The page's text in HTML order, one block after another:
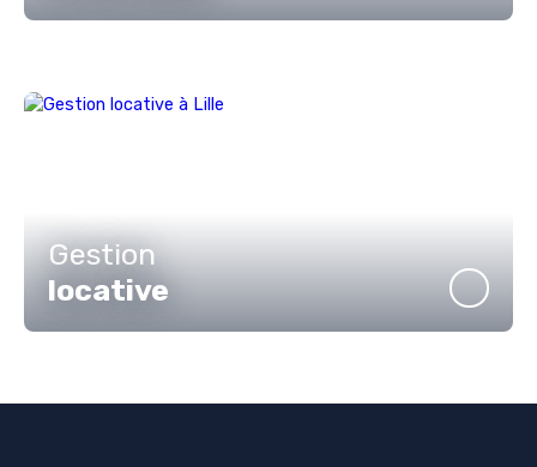
Gestion
locative